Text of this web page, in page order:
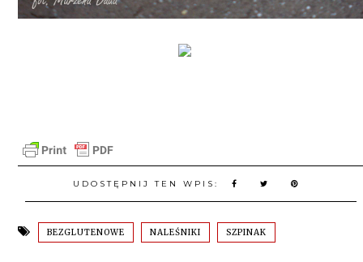
UDOSTĘPNIJ TEN WPIS:
BEZGLUTENOWE NALEŚNIKI SZPINAK